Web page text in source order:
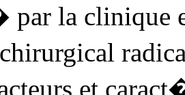
par la clinique
et